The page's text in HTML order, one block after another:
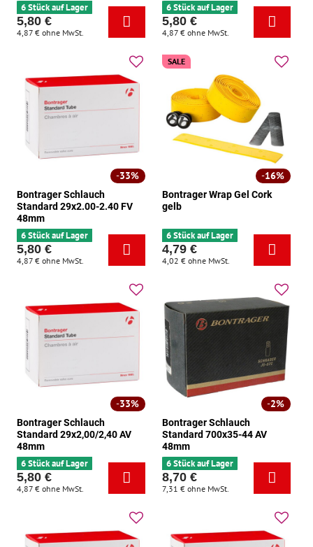
6 Stück auf Lager
5,80 €
4,87 € ohne MwSt.
6 Stück auf Lager
5,80 €
4,87 € ohne MwSt.
33%
Bontrager Schlauch
Standard 29x2.00-2.40 FV
48mm
6 Stück auf Lager
5,80 €
4,87 € ohne MwSt.
16%
SALE
Bontrager Wrap Gel Cork
gelb
6 Stück auf Lager
4,79 €
4,02 € ohne MwSt.
33%
Bontrager Schlauch
Standard 29x2,00/2,40 AV
48mm
6 Stück auf Lager
5,80 €
4,87 € ohne MwSt.
2%
Bontrager Schlauch
Standard 700x35-44 AV
48mm
6 Stück auf Lager
8,70 €
7,31 € ohne MwSt.